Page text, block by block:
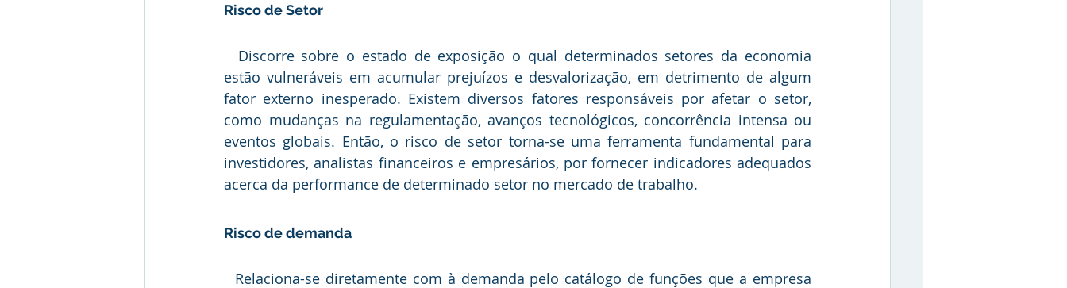
Risco de Setor
estão vulneráveis em acumular prejuízos e desvalorização, em detrimento de algum
fator externo inesperado. Existem diversos fatores responsáveis por afetar o setor,
como mudanças na regulamentação, avanços tecnológicos, concorrência intensa ou
eventos globais. Então, o risco de setor torna-se uma ferramenta fundamental para
investidores, analistas financeiros e empresários, por fornecer indicadores adequados
acerca da performance de determinado setor no mercado de trabalho.
Risco de demanda